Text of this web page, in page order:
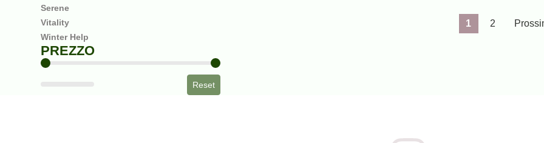
Serene
Vitality
Winter Help
PREZZO
Filtro Prezzo
Reset
1 2